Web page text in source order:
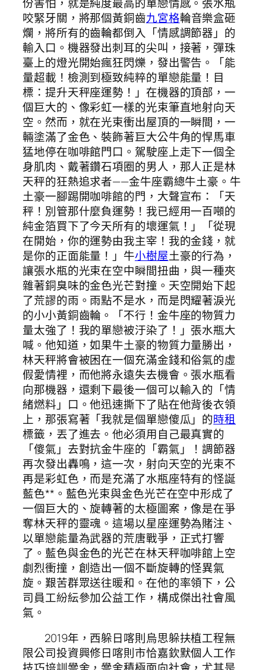
咬緊牙關，將那個黃銅齒九宮格輪音樂盒砸
爛，將所有的齒輪都倒入「情感調節器」的
輸入口。機器發出刺耳的尖叫，接著，彈珠
臺上的燈光開始瘋狂閃爍，發出警告。「能
量超載！檢測到極致純粹的單戀能量！目
標：提升天秤座運勢！」在機器的頂部，一
個巨大的、像彩虹一樣的光束筆直地射向天
空。然而，就在光束衝出屋頂的一瞬間，一
輛塗滿了金色、裝飾著巨大公牛角的悍馬車
猛地停在咖啡館門口。駕駛座上走下一個全
身肌肉、戴著鑽石項圈的男人，那人正是林
天秤的狂熱追求者——金牛座霸總牛土豪。牛
土豪一腳踢開咖啡館的門，大聲宣布：「天
秤！別管那什麼負運勢！我已經用一百噸的
純金箔買下了今天所有的壞運氣！」「從現
在開始，你的運勢由我主宰！我的金錢，就
是你的正面能量！」牛小樹屋土豪的行為，
讓張水瓶的光束在空中瞬間扭曲，與一種夾
雜著銅臭味的金色光芒對撞。天空開始下起
了荒謬的雨。雨點不是水，而是閃耀著淚光
的小小黃銅齒輪。「不行！金牛座的物質力
量太強了！我的單戀被汙染了！」張水瓶大
喊。他知道，如果牛土豪的物質力量勝出，
林天秤將會被困在一個充滿金錢和俗氣的虛
假愛情裡，而他將永遠失去機會。張水瓶看
向那機器，還剩下最後一個可以輸入的「情
緒燃料」口。他迅速撕下了貼在他背後衣領
上，那張寫著「我就是個單戀傻瓜」的時租
標籤，丟了進去。他必須用自己最真實的
「傻氣」去對抗金牛座的「霸氣」！調節器
再次發出轟鳴，這一次，射向天空的光束不
再是彩虹色，而是充滿了水瓶座特有的怪誕
藍色**。藍色光束與金色光芒在空中形成了
一個巨大的、旋轉著的太極圖案，像是在爭
奪林天秤的靈魂。這場以星座運勢為賭注、
以單戀能量為武器的荒唐戰爭，正式打響
了。藍色與金色的光芒在林天秤咖啡館上空
劇烈衝撞，創造出一個不斷旋轉的怪異氣
旋。艱苦群眾送往暖和。在他的率領下，公
司員工紛紜參加公益工作，構成傑出社會風
氣。
2019年，西躲日喀則烏思躲扶植工程無
限公司投資興修日喀則市恰嘉欽默個人工作